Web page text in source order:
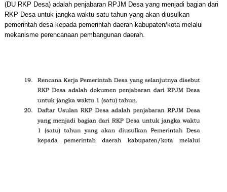
(DU RKP Desa) adalah penjabaran RPJM Desa yang menjadi bagian dari
RKP Desa untuk jangka waktu satu tahun yang akan diusulkan
pemerintah desa kepada pemerintah daerah kabupaten/kota melalui
mekanisme perencanaan pembangunan daerah.